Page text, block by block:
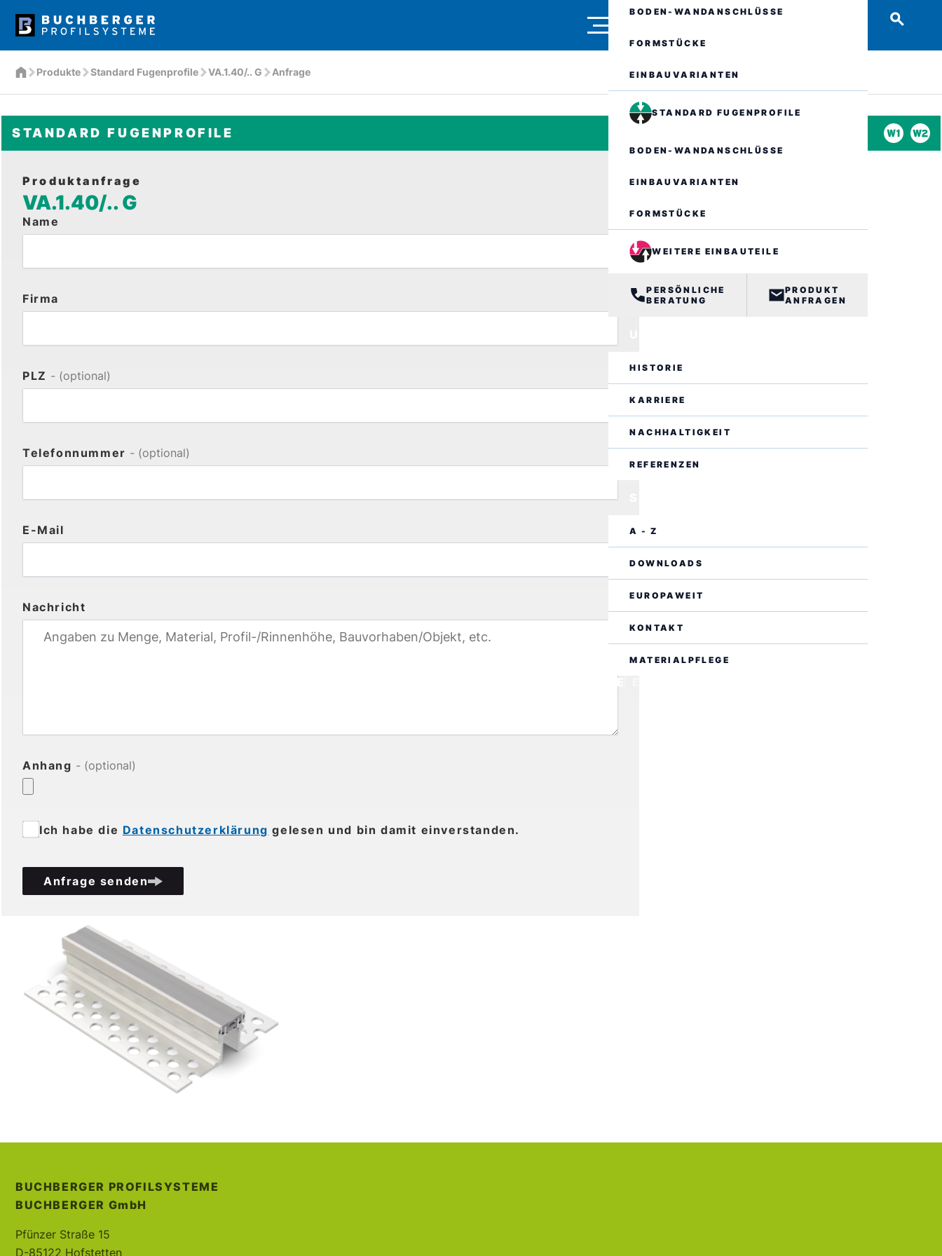
BODEN-WANDANSCHLÜSSE
FORMSTÜCKE
EINBAUVARIANTEN
STANDARD FUGENPROFILE
BODEN-WANDANSCHLÜSSE
EINBAUVARIANTEN
FORMSTÜCKE
WEITERE EINBAUTEILE
PERSÖNLICHE
BERATUNG
PRODUKT
ANFRAGEN
HISTORIE
KARRIERE
NACHHALTIGKEIT
REFERENZEN
A - Z
DOWNLOADS
EUROPAWEIT
KONTAKT
MATERIALPFLEGE
DE
Produkte Standard Fugenprofile VA.1.40/.. G Anfrage
STANDARD FUGENPROFILE
Produktanfrage
VA.1.40/.. G
Name
Firma
PLZ - (optional)
Telefonnummer - (optional)
E-Mail
Nachricht
Anhang - (optional)
Ich habe die Datenschutzerklärung gelesen und bin damit einverstanden.
Anfrage senden
BUCHBERGER PROFILSYSTEME
BUCHBERGER GmbH
Pfünzer Straße 15
D-85122 Hofstetten